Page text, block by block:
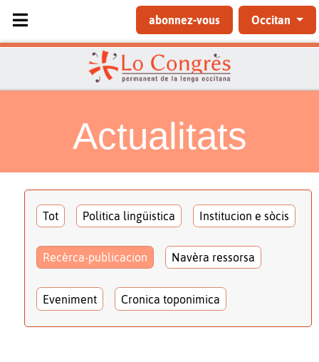
Sélectionnez votre langue
abonnez-vous Occitan
Actualitats
Tot Politica lingüistica Institucion e sòcis
Recèrca-publicacion Navèra ressorsa
Eveniment Cronica toponimica